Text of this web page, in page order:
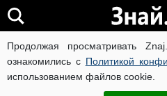
Продолжая просматривать
ознакомились с Политикой
использованием файлов cookie.
ВОЙНА РОССИИ ПРОТИВ